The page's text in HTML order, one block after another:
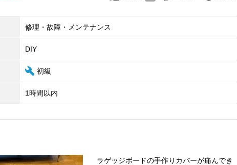
修理・故障・メンテナンス
DIY
初級
1時間以内
ラゲッジボードの手作りカバーが痛んでき